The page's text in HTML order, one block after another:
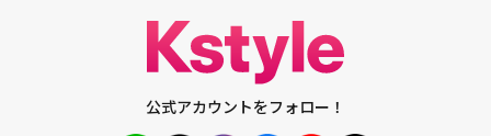
公式アカウントをフォロー！